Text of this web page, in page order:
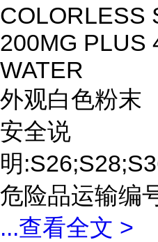
COLORLESS
200MG PLUS
WATER
外观白色粉末
安全说
明
危险品运输编
...查看全文 >